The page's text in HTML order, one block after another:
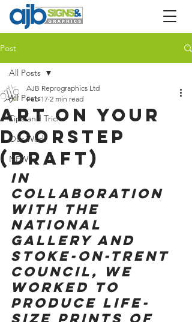
Post
All Posts
Tips and Tricks
Our Work
NEW
All Posts
Art on Your
Doorstep
(draft)
AJB Reprographics Ltd
Feb 17 2 min read
In
collaboration
with The
National
Gallery and
Stoke-on-Trent
Council, we
worked to
produce life-
size prints of